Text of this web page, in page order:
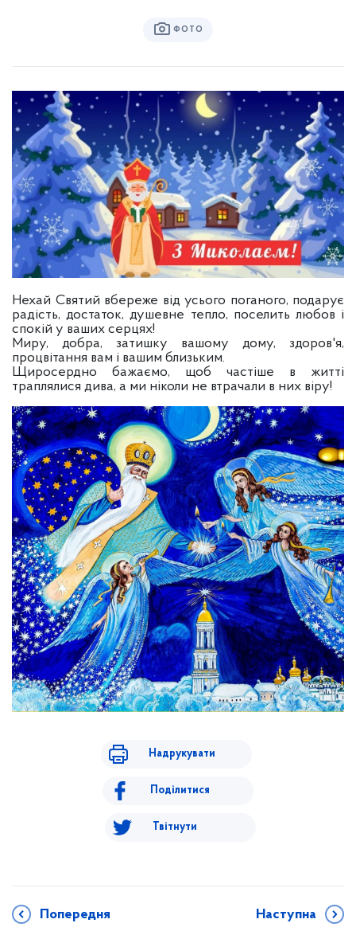
ФОТО
Нехай Святий вбереже від усього поганого, подарує
радість, достаток, душевне тепло, поселить любов і
спокій у ваших серцях!
Миру, добра, затишку вашому дому, здоров'я,
процвітання вам і вашим близьким.
Щиросердно бажаємо, щоб частіше в житті
траплялися дива, а ми ніколи не втрачали в них віру!
Надрукувати
Поділитися
Твітнути
Попередня Наступна